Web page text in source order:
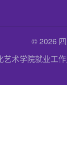
© 2026
艺术学院就业工